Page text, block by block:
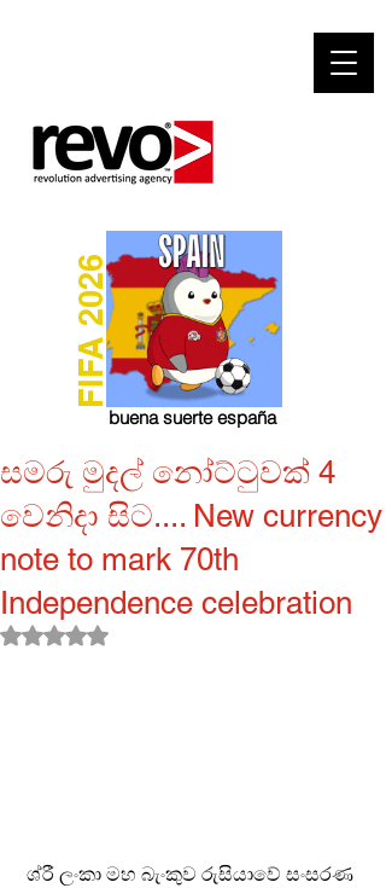
buena suerte españa
FIFA 2026
සමරු මුදල් නෝට්ටුවක් 4
වෙනිදා සිට.... New currency
note to mark 70th
Independence celebration
Rated NaN out of 5 stars.